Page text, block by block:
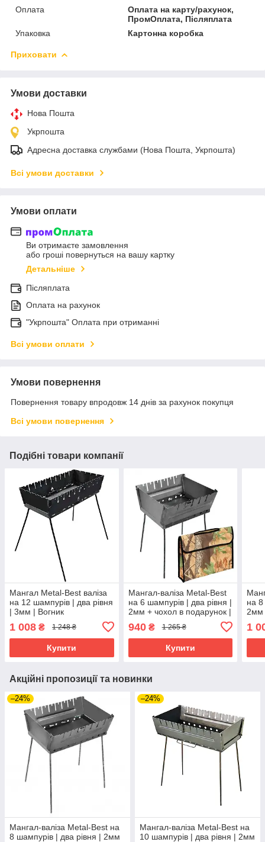
Оплата
Оплата на карту/рахунок,
ПромОплата, Післяплата
Упаковка
Картонна коробка
Приховати
Умови доставки
Нова Пошта
Укрпошта
Адресна доставка службами (Нова Пошта, Укрпошта)
Всі умови доставки
Умови оплати
Ви отримаєте замовлення
або гроші повернуться на вашу картку
Детальніше
Післяплата
Оплата на рахунок
"Укрпошта" Оплата при отриманні
Всі умови оплати
Умови повернення
Повернення товару впродовж 14 днів за рахунок покупця
Всі умови повернення
Подібні товари компанії
Мангал Metal-Best валіза
на 12 шампурів | два рівня
| 3мм | Вогник
1 008 ₴ 1 248 ₴
Купити
Мангал-валіза Metal-Best
на 6 шампурів | два рівня |
2мм + чохол в подарунок |
940₴ 1 265 ₴
Купити
на 8
2мм
1
Акційні пропозиції та новинки
–24%
Мангал-валіза Metal-Best на
8 шампурів | два рівня | 2мм
–24%
Мангал-валіза Metal-Best на
10 шампурів | два рівня | 2мм